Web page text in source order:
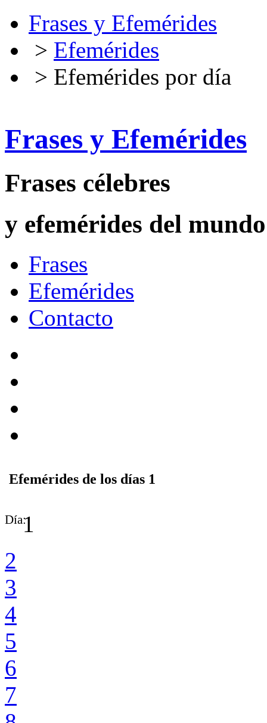
Frases y Efemérides
> Efemérides
> Efemérides por día
Frases y Efemérides
Frases célebres
y efemérides del mundo
Frases
Efemérides
Contacto
Efemérides de los días 1
Día:1
2
3
4
5
6
7